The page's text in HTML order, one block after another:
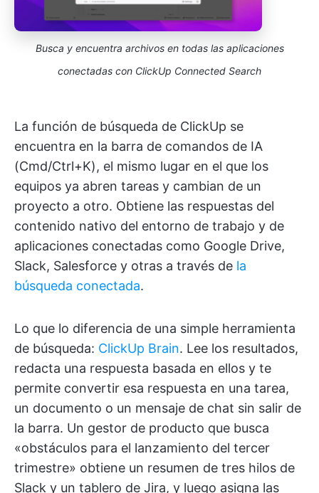
Busca y encuentra archivos en todas las aplicaciones
conectadas con ClickUp Connected Search
La función de búsqueda de ClickUp se
encuentra en la barra de comandos de IA
(Cmd/Ctrl+K), el mismo lugar en el que los
equipos ya abren tareas y cambian de un
proyecto a otro. Obtiene las respuestas del
contenido nativo del entorno de trabajo y de
aplicaciones conectadas como Google Drive,
Slack, Salesforce y otras a través de la
búsqueda conectada.
Lo que lo diferencia de una simple herramienta
de búsqueda: ClickUp Brain. Lee los resultados,
redacta una respuesta basada en ellos y te
permite convertir esa respuesta en una tarea,
un documento o un mensaje de chat sin salir de
la barra. Un gestor de producto que busca
«obstáculos para el lanzamiento del tercer
trimestre» obtiene un resumen de tres hilos de
Slack y un tablero de Jira, y luego asigna las